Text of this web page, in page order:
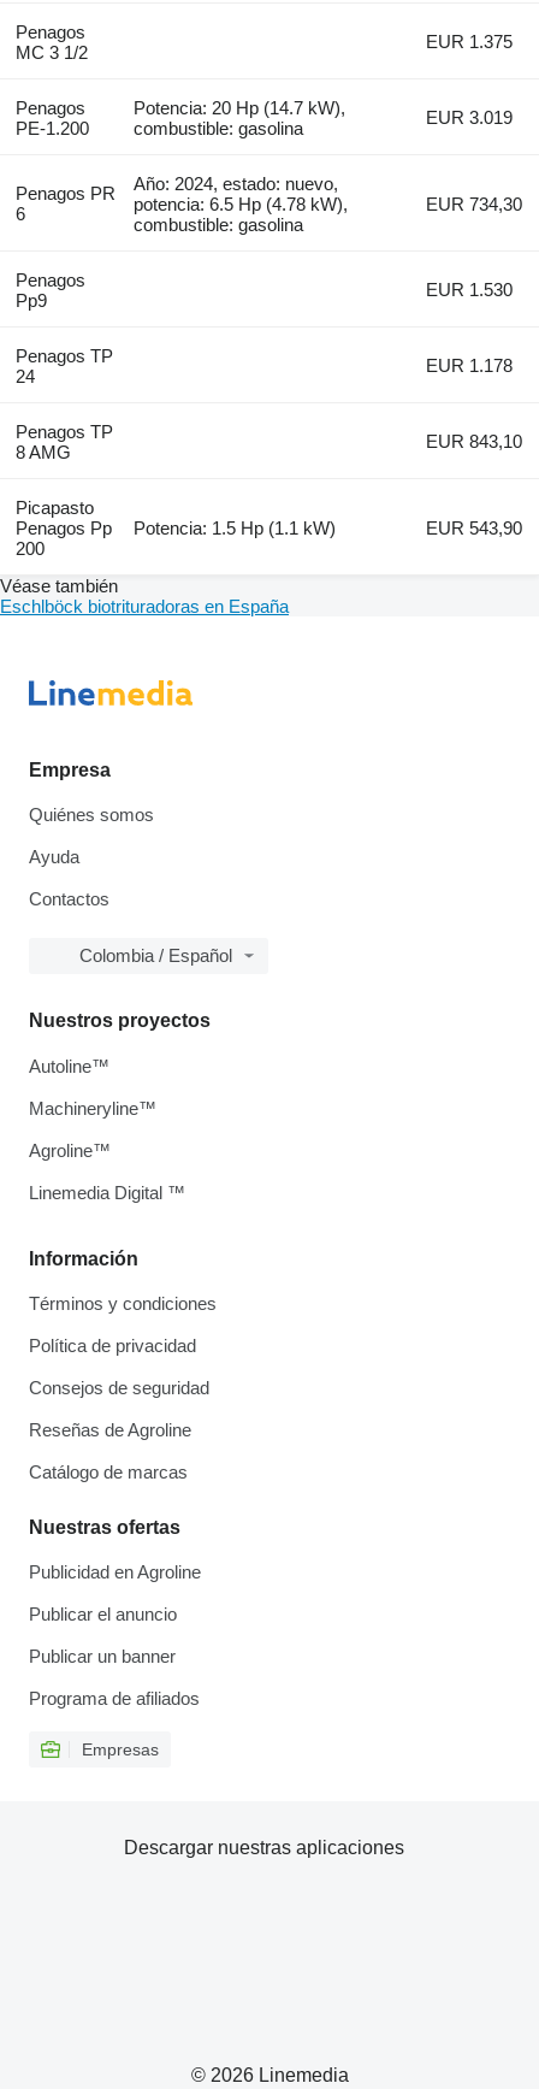
Penagos
MC 3 1/2
EUR 1.375
Penagos
PE-1.200
Potencia: 20 Hp (14.7 kW),
combustible: gasolina
EUR 3.019
Penagos PR
6
Año: 2024, estado: nuevo,
potencia: 6.5 Hp (4.78 kW),
combustible: gasolina
EUR 734,30
Penagos
Pp9
EUR 1.530
Penagos TP
24
EUR 1.178
Penagos TP
8 AMG
EUR 843,10
Picapasto
Penagos Pp
200
Potencia: 1.5 Hp (1.1 kW) EUR 543,90
Véase también
Eschlböck biotrituradoras en España
Empresa
Quiénes somos
Ayuda
Contactos
Colombia / Español
Información
Términos y condiciones
Política de privacidad
Consejos de seguridad
Reseñas de Agroline
Catálogo de marcas
Nuestras ofertas
Publicidad en Agroline
Publicar el anuncio
Publicar un banner
Programa de afiliados
Empresas
Nuestros proyectos
Autoline™
Machineryline™
Agroline™
Linemedia Digital ™
© 2026 Linemedia
Descargar nuestras aplicaciones